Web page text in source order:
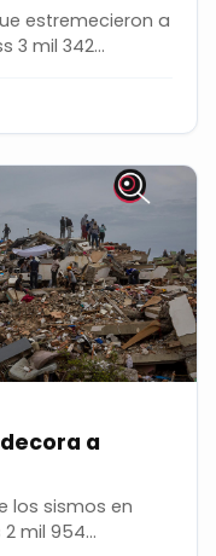
estremecieron a
3 mil 342
a
los sismos en
mil 954